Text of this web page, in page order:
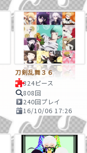
刀剣乱舞３６
324ピース
808回
240回プレイ
16/10/06 17:26